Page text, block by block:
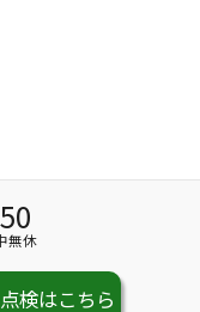
無休
検はこちら